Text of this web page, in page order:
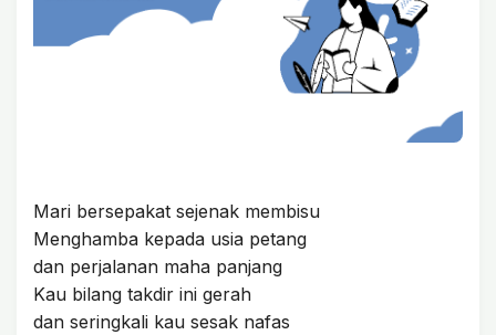
Mari bersepakat sejenak membisu
Menghamba kepada usia petang
dan perjalanan maha panjang
Kau bilang takdir ini gerah
dan seringkali kau sesak nafas